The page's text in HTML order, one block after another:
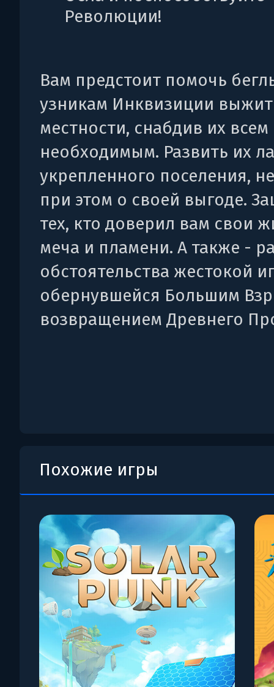
Революции!
Вам предстоит помочь
узникам Инквизиции
местности, снабдив их всем
необходимым. Развить их
укрепленного поселения,
при этом о своей выгоде.
тех, кто доверил вам свои
меча и пламени. А также -
обстоятельства жестокой
обернувшейся Большим
возвращением Древнего
Похожие игры